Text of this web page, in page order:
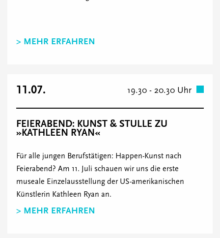
> MEHR ERFAHREN
11.07. 19.30 - 20.30 Uhr
FEIERABEND: KUNST & STULLE ZU
»KATHLEEN RYAN«
Für alle jungen Berufstätigen: Happen-Kunst nach
Feierabend? Am 11. Juli schauen wir uns die erste
museale Einzelausstellung der US-amerikanischen
Künstlerin Kathleen Ryan an.
> MEHR ERFAHREN